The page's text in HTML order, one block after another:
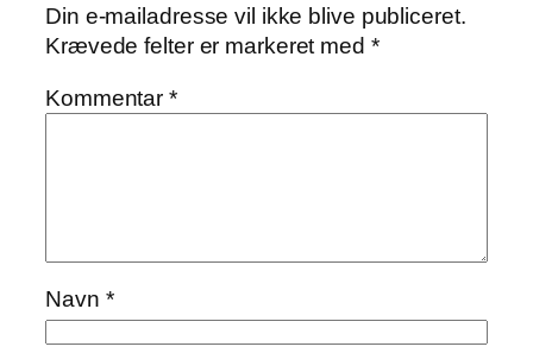
Din e-mailadresse vil ikke blive publiceret.
Krævede felter er markeret med *
Kommentar*
Navn *